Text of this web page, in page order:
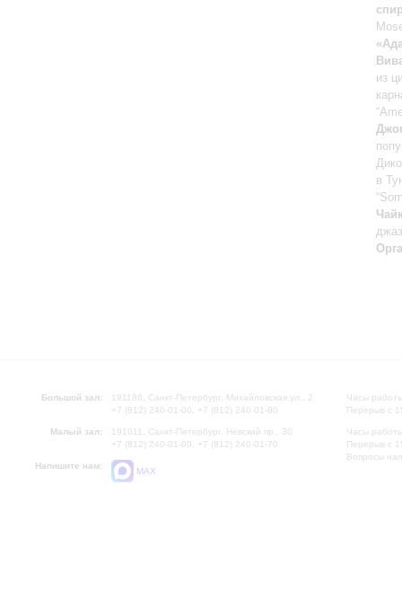
из
в
Большой зал:
191186, Санкт-Петербург, Михайловская ул., 2
+7 (812) 240-01-00, +7 (812) 240-01-80
Малый зал:
191011, Санкт-Петербург, Невский пр., 30
+7 (812) 240-01-00, +7 (812) 240-01-70
Напишите нам:
MAX
Часы
Перерыв с
Часы
Перерыв с
Вопросы